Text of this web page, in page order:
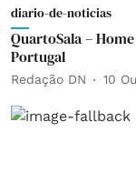
diario-de-noticias
QuartoSala –
Portugal
Redação DN 10